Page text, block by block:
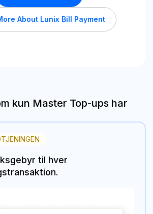
About Lunix Bill Payment
kun Master Top-ups har
til hver